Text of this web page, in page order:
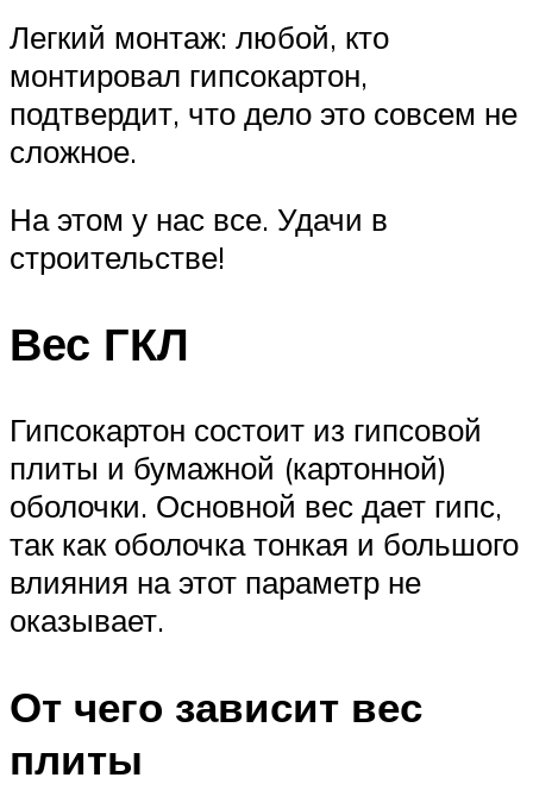
Легкий монтаж: любой, кто
монтировал гипсокартон,
подтвердит, что дело это совсем не
сложное.
На этом у нас все. Удачи в
строительстве!
Вес ГКЛ
Гипсокартон состоит из гипсовой
плиты и бумажной (картонной)
оболочки. Основной вес дает гипс,
так как оболочка тонкая и большого
влияния на этот параметр не
оказывает.
От чего зависит вес
плиты